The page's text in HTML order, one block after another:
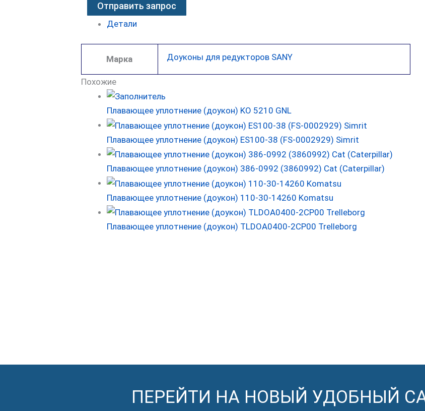
Отправить запрос
Детали
Марка Доуконы для редукторов SANY
Похожие
Плавающее уплотнение (доукон) KO 5210 GNL
Плавающее уплотнение (доукон) ES100-38 (FS-0002929) Simrit
Плавающее уплотнение (доукон) 386-0992 (3860992) Cat (Caterpillar)
Плавающее уплотнение (доукон) 110-30-14260 Komatsu
Плавающее уплотнение (доукон) TLDOA0400-2CP00 Trelleborg
ПЕРЕЙТИ НА НОВЫЙ УДОБНЫЙ